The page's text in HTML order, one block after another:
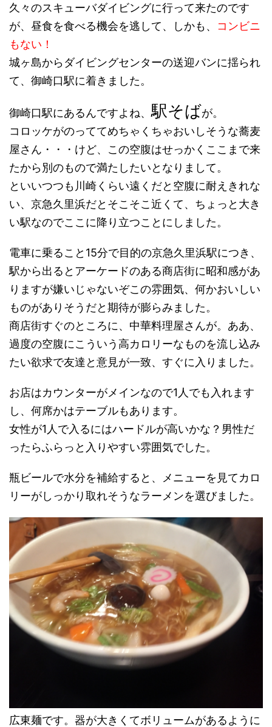
久々のスキューバダイビングに行って来たのです
が、昼食を食べる機会を逃して、しかも、 コンビニ
もない！
城ヶ島からダイビングセンターの送迎バンに揺られ
て、御崎口駅に着きました。
御崎口駅にあるんですよね、駅そばが。
コロッケがのっててめちゃくちゃおいしそうな蕎麦
屋さん・・・けど、この空腹はせっかくここまで来
たから別のもので満たしたいとなりまして。
といいつつも川崎くらい遠くだと空腹に耐えきれな
い、京急久里浜だとそこそこ近くて、ちょっと大き
い駅なのでここに降り立つことにしました。
電車に乗ること15分で目的の京急久里浜駅につき、
駅から出るとアーケードのある商店街に昭和感があ
りますが嫌いじゃないぞこの雰囲気、何かおいしい
ものがありそうだと期待が膨らみました。
商店街すぐのところに、中華料理屋さんが。ああ、
過度の空腹にこういう高カロリーなものを流し込み
たい欲求で友達と意見が一致、すぐに入りました。
お店はカウンターがメインなので1人でも入れます
し、何席かはテーブルもあります。
女性が1人で入るにはハードルが高いかな？男性だ
ったらふらっと入りやすい雰囲気でした。
瓶ビールで水分を補給すると、メニューを見てカロ
リーがしっかり取れそうなラーメンを選びました。
広東麺です。器が大きくてボリュームがあるように